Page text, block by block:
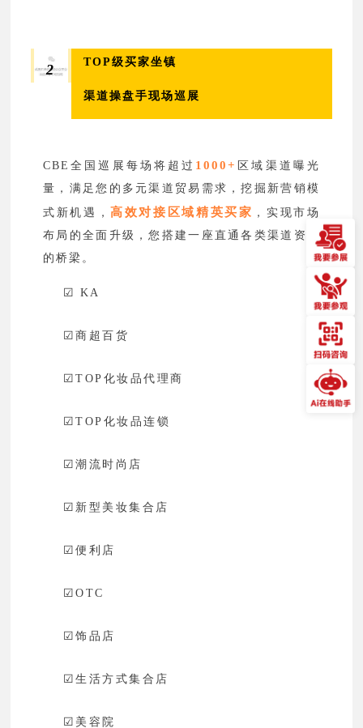
2 TOP级买家坐镇
渠道操盘手现场巡展
CBE全国巡展每场将超过 1000+ 区域渠道曝光
量，满足您的多元渠道贸易需求，挖掘新营销模
式新机遇， 高效对接区域精英买家 ，实现市场
布局的全面升级，您搭建一座直通各类渠道资源
的桥梁。
☑KA
☑商超百货
☑TOP化妆品代理商
☑TOP化妆品连锁
☑潮流时尚店
☑ 新型美妆集合店
☑便利店
☑OTC
☑饰品店
☑生活方式集合店
☑ 美容院